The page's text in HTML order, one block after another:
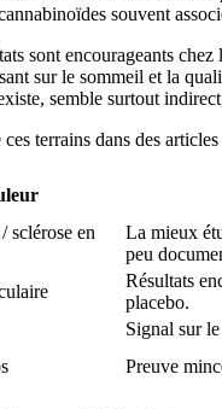
souvent
sont encourageants
sur le sommeil et la
semble surtout
terrains dans des articles
sclérose en
La mieux
peu
Résultats
placebo.
Signal sur
Preuve